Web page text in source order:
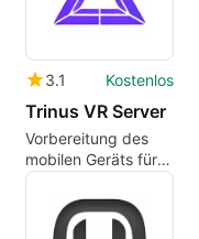
Bereitstellung von
PHP-Anwendungen.
3.1 Kostenlos
Trinus VR Server
Vorbereitung des
mobilen Geräts für
VR